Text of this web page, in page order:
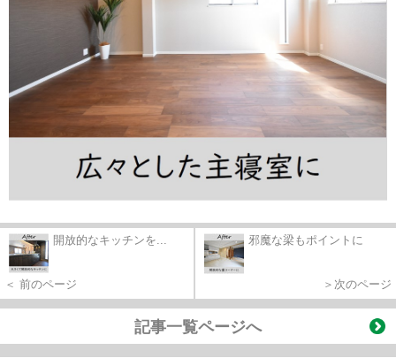
開放的なキッチンを...
＜ 前のページ
邪魔な梁もポイントに
＞次のページ
記事一覧ページへ